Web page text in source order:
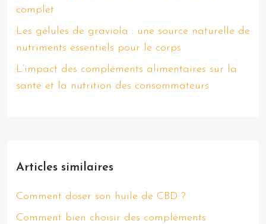
complet
Les gélules de graviola : une source naturelle de
nutriments essentiels pour le corps
L’impact des compléments alimentaires sur la
santé et la nutrition des consommateurs
Articles similaires
Comment doser son huile de CBD ?
Comment bien choisir des compléments